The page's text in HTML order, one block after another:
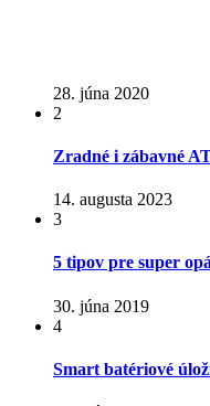
28. júna 2020
2
Zradné i zábavné
14. augusta 2023
3
5 tipov pre super
30. júna 2019
4
Smart batériové